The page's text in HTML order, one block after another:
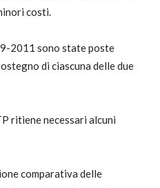
costi.
2011 sono state poste
di ciascuna delle due
ritiene necessari alcuni
comparativa delle